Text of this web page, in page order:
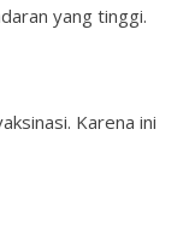
yang tinggi.
Karena ini